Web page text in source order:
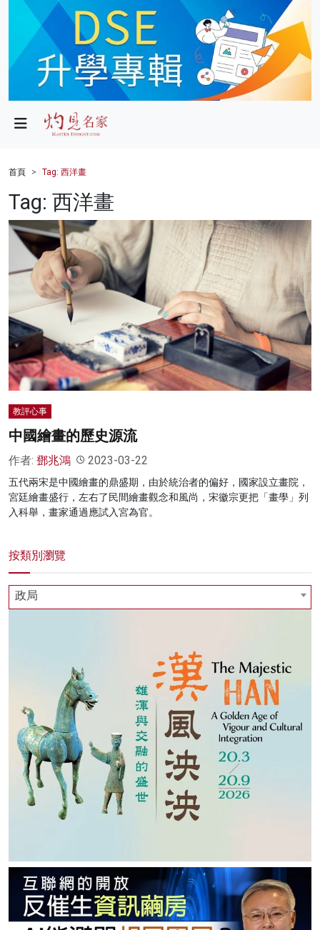
政局
財經
健康
商業
科技
影片
名家榜
灼見活動
首頁 Tag: 西洋畫
Tag: 西洋畫
教評心事
中國繪畫的歷史源流
作者: 鄧兆鴻 2023-03-22
五代兩宋是中國繪畫的鼎盛期，由於統治者的偏好，國家設立畫院，
宮廷繪畫盛行，左右了民間繪畫觀念和風尚，宋徽宗更把「畫學」列
入科舉，畫家通過應試入宮為官。
按類別瀏覽
政局